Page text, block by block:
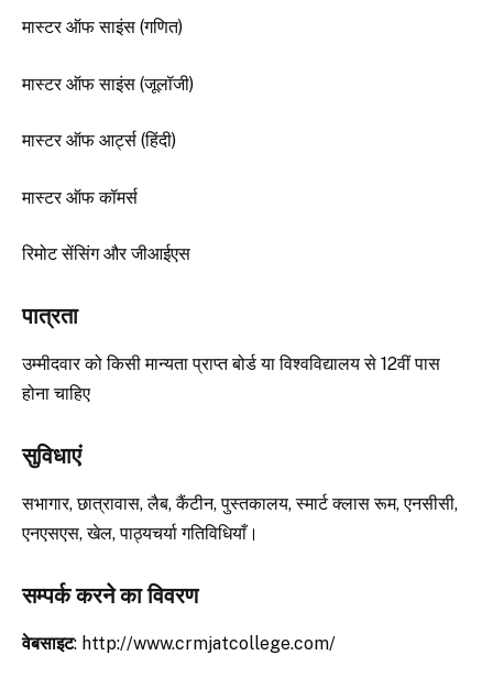
मास्टर ऑफ साइंस (गणित)
मास्टर ऑफ साइंस (जूलॉजी)
मास्टर ऑफ आर्ट्स (हिंदी)
मास्टर ऑफ कॉमर्स
रिमोट सेंसिंग और जीआईएस
पात्रता
उम्मीदवार को किसी मान्यता प्राप्त बोर्ड या विश्वविद्यालय से 12वीं पास
होना चाहिए
सुविधाएं
सभागार, छात्रावास, लैब, कैंटीन, पुस्तकालय, स्मार्ट क्लास रूम, एनसीसी,
एनएसएस, खेल, पाठ्यचर्या गतिविधियाँ।
सम्पर्क करने का विवरण
वेबसाइट: http://www.crmjatcollege.com/